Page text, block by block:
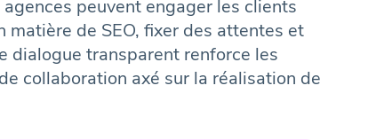
peuvent engager les clients
de SEO, fixer des attentes et
dialogue transparent renforce les
collaboration axé sur la réalisation de